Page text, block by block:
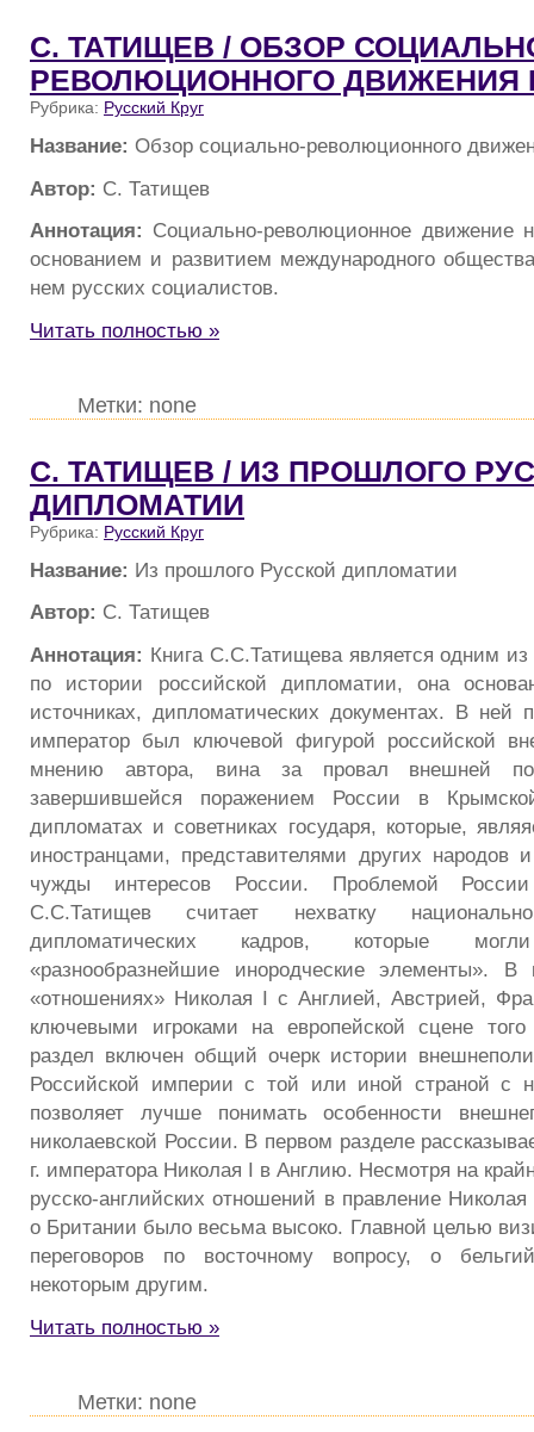
С. ТАТИЩЕВ / ОБЗОР
РЕВОЛЮЦИОННОГО ДВИЖЕНИЯ
Рубрика: Русский Круг
Название: Обзор социально-революционного
Автор: С. Татищев
Аннотация: Социально-революционное движение
основанием и развитием международного
нем русских социалистов.
Читать полностью »
Метки: none
С. ТАТИЩЕВ / ИЗ ПРОШЛОГО
ДИПЛОМАТИИ
Рубрика: Русский Круг
Название: Из прошлого Русской дипломатии
Автор: С. Татищев
Аннотация: Книга С.С.Татищева является одним из
по истории российской дипломатии, она
источниках, дипломатических документах. В ней
император был ключевой фигурой российской
мнению автора, вина за провал внешней
завершившейся поражением России в
дипломатах и советниках государя, которые,
иностранцами, представителями других народов
чужды интересов России. Проблемой
С.С.Татищев считает нехватку
дипломатических кадров, которые
«разнообразнейшие инородческие элементы».
«отношениях» Николая I с Англией, Австрией,
ключевыми игроками на европейской сцене
раздел включен общий очерк истории
Российской империи с той или иной страной с
позволяет лучше понимать особенности
николаевской России. В первом разделе
г. императора Николая I в Англию. Несмотря на
русско-английских отношений в правление
о Британии было весьма высоко. Главной целью
переговоров по восточному вопросу, о
некоторым другим.
Читать полностью »
Метки: none